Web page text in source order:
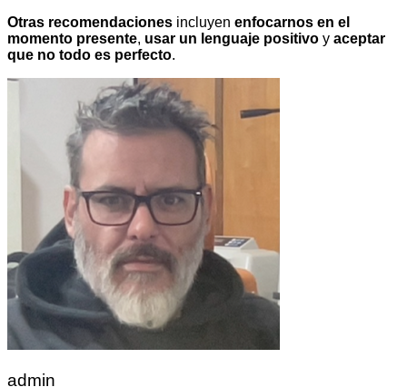
Otras recomendaciones incluyen enfocarnos en el
momento presente, usar un lenguaje positivo y aceptar
que no todo es perfecto.
admin